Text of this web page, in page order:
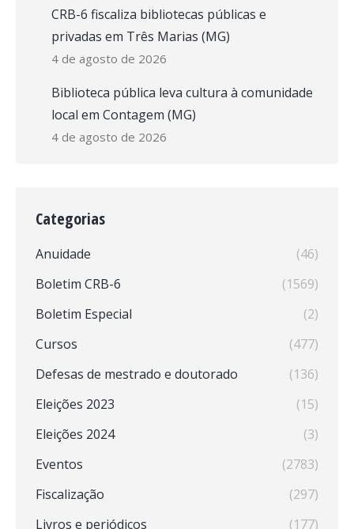
CRB-6 fiscaliza bibliotecas públicas e
privadas em Três Marias (MG)
4 de agosto de 2026
Biblioteca pública leva cultura à comunidade
local em Contagem (MG)
4 de agosto de 2026
Categorias
Anuidade
(46)
Boletim CRB-6
(1569)
Boletim Especial
(2)
Cursos
(477)
Defesas de mestrado e doutorado
(136)
Eleições 2023
(15)
Eleições 2024
(3)
Eventos
(2783)
Fiscalização
(297)
Livros e periódicos
(177)